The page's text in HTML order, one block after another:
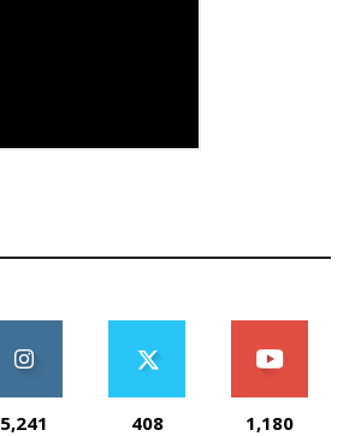
5,241 408 1,180